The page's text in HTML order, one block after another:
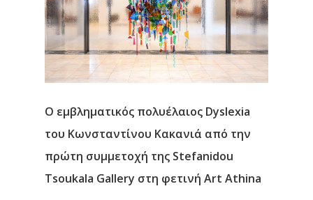
O εμβληματικός πολυέλαιος Dyslexia
του Κωνσταντίνου Κακανιά από την
πρώτη συμμετοχή της Stefanidou
Tsoukala Gallery στη φετινή Art Athina